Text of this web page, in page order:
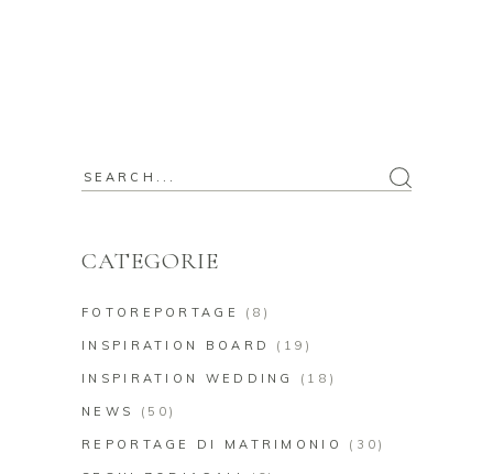
Search
CATEGORIE
FOTOREPORTAGE (8)
INSPIRATION BOARD (19)
INSPIRATION WEDDING (18)
NEWS (50)
REPORTAGE DI MATRIMONIO (30)